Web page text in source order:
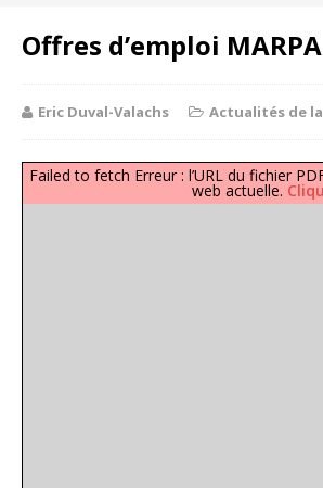
Offres d’emploi MARPA
Eric Duval-Valachs Actualités de
Failed to fetch Erreur : l’URL du fichier
web actuelle.